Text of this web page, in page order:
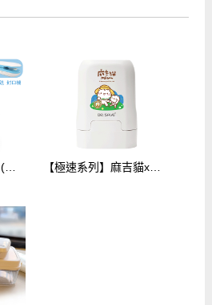
【摩肯】Dr.save藍白(電池款)真空機+真空保鮮罐3入(3.0L+0.5L+1.4L)加贈封口機$1499 【極速系列】麻吉貓x摩肯美極樂抽充氣機(電池式)-【一起去探險】單主機無附袋子$699